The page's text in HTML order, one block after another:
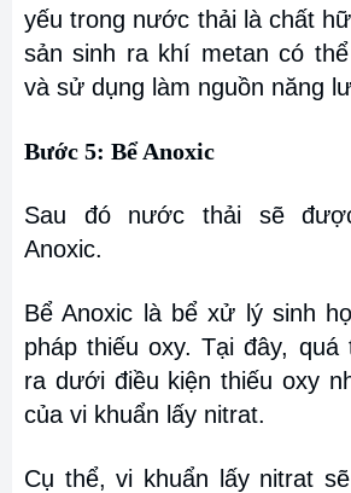
yếu trong nước thải là chất
sản sinh ra khí metan có
và sử dụng làm nguồn năng
Bước 5: Bể Anoxic
Sau đó nước thải sẽ
Anoxic.
Bể Anoxic là bể xử lý sinh
pháp thiếu oxy. Tại đây,
ra dưới điều kiện thiếu oxy
của vi khuẩn lấy nitrat.
Cụ thể, vi khuẩn lấy nitrat